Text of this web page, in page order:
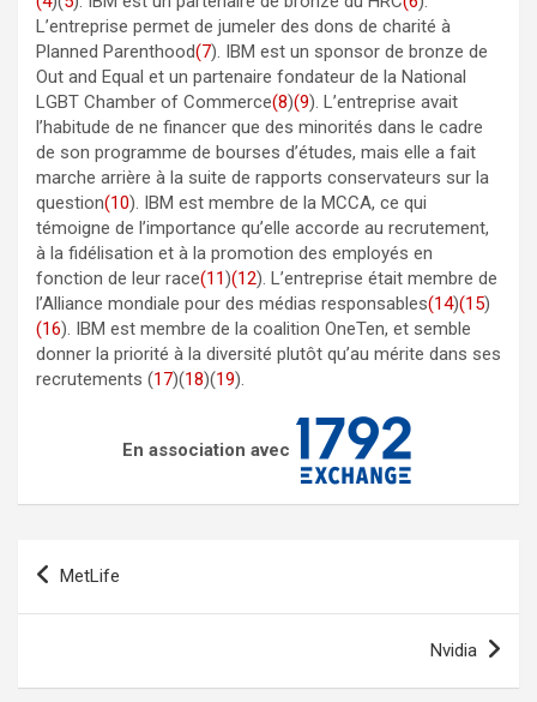
L’entreprise permet de jumeler des dons de charité à
Planned Parenthood(7). IBM est un sponsor de bronze de
Out and Equal et un partenaire fondateur de la National
LGBT Chamber of Commerce(8)(9). L’entreprise avait
l’habitude de ne financer que des minorités dans le cadre
de son programme de bourses d’études, mais elle a fait
marche arrière à la suite de rapports conservateurs sur la
question(10). IBM est membre de la MCCA, ce qui
témoigne de l’importance qu’elle accorde au recrutement,
à la fidélisation et à la promotion des employés en
fonction de leur race(11)(12). L’entreprise était membre de
l’Alliance mondiale pour des médias responsables(14)(15)
(16). IBM est membre de la coalition OneTen, et semble
donner la priorité à la diversité plutôt qu’au mérite dans ses
recrutements (17)(18)(19).
En association avec
Navigation
MetLife
Nvidia